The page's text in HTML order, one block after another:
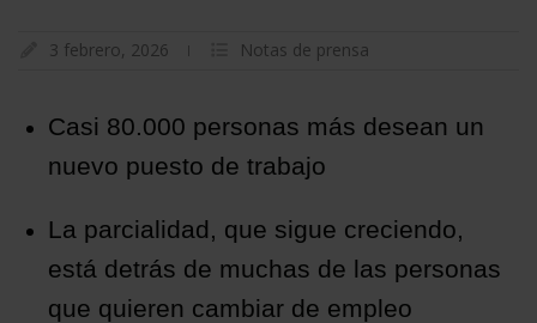
3 febrero, 2026 Notas de prensa
Casi 80.000 personas más desean un
nuevo puesto de trabajo
La parcialidad, que sigue creciendo,
está detrás de muchas de las personas
que quieren cambiar de empleo